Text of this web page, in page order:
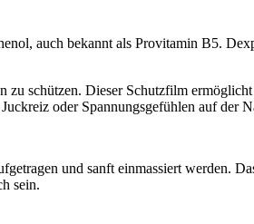
auch bekannt als Provitamin B5.
schützen. Dieser Schutzfilm
oder Spannungsgefühlen auf der
und sanft einmassiert werden.
sein.